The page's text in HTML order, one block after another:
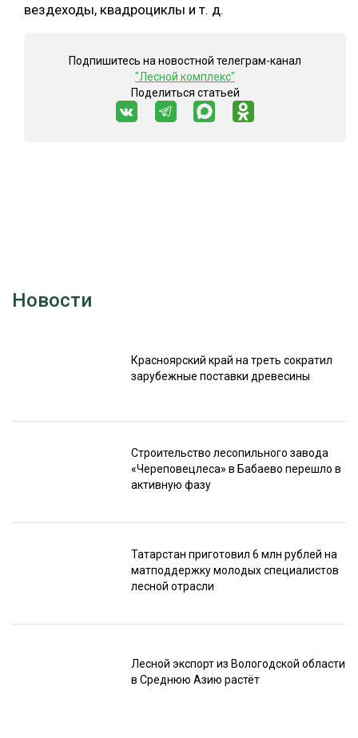
вездеходы, квадроциклы и т. д.
Подпишитесь на новостной телеграм-канал
"Лесной комплекс"
Поделиться статьей
Новости
Красноярский край на треть сократил
зарубежные поставки древесины
Строительство лесопильного завода
«Череповецлеса» в Бабаево перешло в
активную фазу
Татарстан приготовил 6 млн рублей на
матподдержку молодых специалистов
лесной отрасли
Лесной экспорт из Вологодской области
в Среднюю Азию растёт